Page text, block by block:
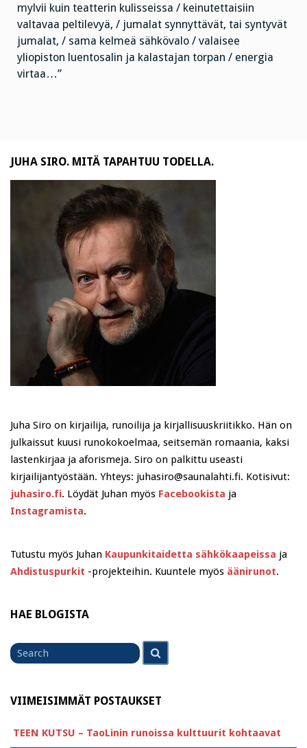
mylvii kuin teatterin kulisseissa / keinutettaisiin
valtavaa peltilevyä, / jumalat synnyttävät, tai syntyvät
jumalat, / sama kelmeä sähkövalo / valaisee
yliopiston luentosalin ja kalastajan torpan / energia
virtaa…”
JUHA SIRO. MITÄ TAPAHTUU TODELLA.
Juha Siro on kirjailija, runoilija ja kirjallisuuskriitikko. Hän on
julkaissut kuusi runokokoelmaa, seitsemän romaania, kaksi
lastenkirjaa ja aforismeja. Siro on palkittu useasti
kirjailijantyöstään. Yhteys: juhasiro@saunalahti.fi. Kotisivut:
juhasiro.fi. Löydät Juhan myös Facebookista ja
Instagramista.
Tutustu myös Juhan Kaupunkitaidetta sähkökaapeissa ja
Ahdistuspurkit -projekteihin. Kuuntele myös äänirunot.
HAE BLOGISTA
Search
for
VIIMEISIMMÄT POSTAUKSET
TEEN KUTSU – TaoLinin runoissa kulttuurit kohtaavat